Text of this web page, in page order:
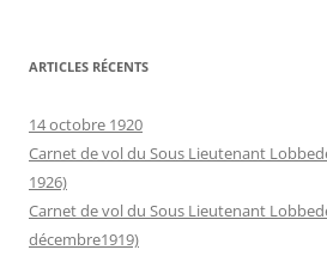
ARTICLES RÉCENTS
14 octobre 1920
Carnet de vol du Sous Lieutenant
1926)
Carnet de vol du Sous Lieutenant
décembre1919)